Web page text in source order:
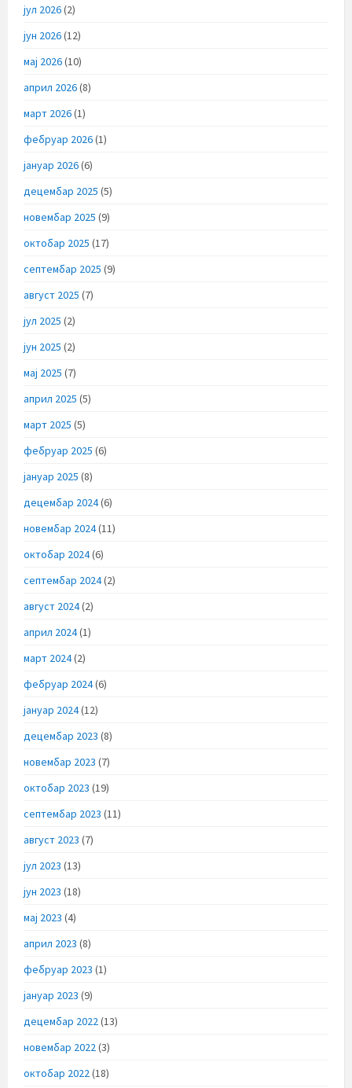
јул 2026(2)
јун 2026(12)
мај 2026(10)
април 2026(8)
март 2026(1)
фебруар 2026(1)
јануар 2026(6)
децембар 2025 (5)
новембар 2025 (9)
октобар 2025 (17)
септембар 2025 (9)
август 2025 (7)
јул 2025 (2)
јун 2025 (2)
мај 2025 (7)
април 2025 (5)
март 2025 (5)
фебруар 2025 (6)
јануар 2025 (8)
децембар 2024(6)
новембар 2024(11)
октобар 2024(6)
септембар 2024(2)
август 2024(2)
април 2024(1)
март 2024(2)
фебруар 2024(6)
јануар 2024(12)
децембар 2023 (8)
новембар 2023 (7)
октобар 2023 (19)
септембар 2023 (11)
август 2023 (7)
јул 2023 (13)
јун 2023 (18)
мај 2023 (4)
април 2023 (8)
фебруар 2023 (1)
јануар 2023 (9)
децембар 2022(13)
новембар 2022(3)
октобар 2022(18)